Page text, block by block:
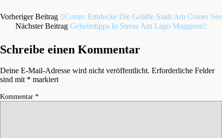
Vorheriger Beitrag
Como: Entdecke Die Größte Stadt Am Comer See
Nächster Beitrag Geheimtipps In Stresa Am Lago Maggiore
Schreibe einen Kommentar
Deine E-Mail-Adresse wird nicht veröffentlicht. Erforderliche Felder
sind mit * markiert
Kommentar *